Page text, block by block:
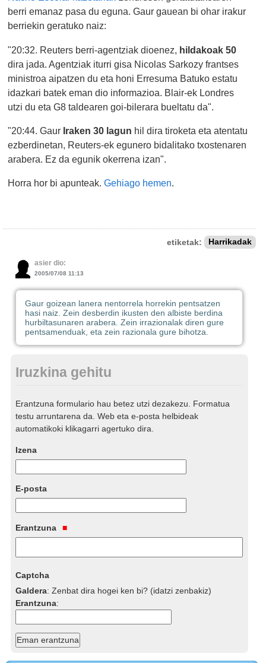
berri emanaz pasa du eguna. Gaur gauean bi ohar irakur
berriekin geratuko naiz:
"20:32. Reuters berri-agentziak dioenez, hildakoak 50
dira jada. Agentziak iturri gisa Nicolas Sarkozy frantses
ministroa aipatzen du eta honi Erresuma Batuko estatu
idazkari batek eman dio informazioa. Blair-ek Londres
utzi du eta G8 taldearen goi-bilerara bueltatu da".
"20:44. Gaur Iraken 30 lagun hil dira tiroketa eta atentatu
ezberdinetan, Reuters-ek egunero bidalitako txostenaren
arabera. Ez da egunik okerrena izan".
Horra hor bi apunteak.Gehiago hemen.
etiketak: Harrikadak
asier dio:
2005/07/08 11:13
Gaur goizean lanera nentorrela horrekin pentsatzen
hasi naiz. Zein desberdin ikusten den albiste berdina
hurbiltasunaren arabera. Zein irrazionalak diren gure
pentsamenduak, eta zein razionala gure bihotza.
Iruzkina gehitu
Erantzuna formulario hau betez utzi dezakezu. Formatua
testu arruntarena da. Web eta e-posta helbideak
automatikoki klikagarri agertuko dira.
Izena
E-posta
Erantzuna
Captcha
Galdera:Zenbat dira hogei ken bi? (idatzi zenbakiz)
Erantzuna: